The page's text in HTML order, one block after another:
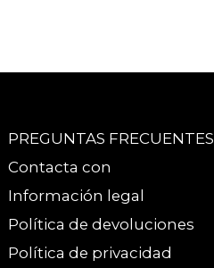
PREGUNTAS FRECUENTES
Contacta con
Información legal
Política de devoluciones
Política de privacidad